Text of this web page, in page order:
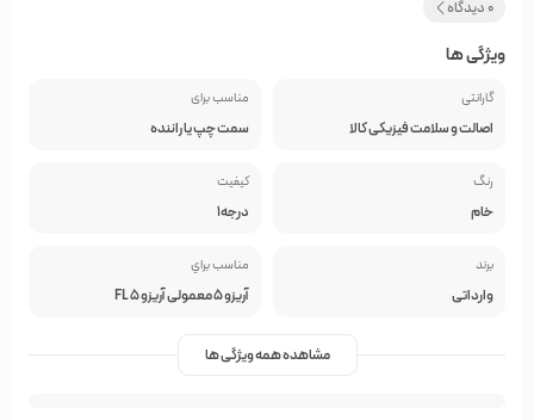
0 دیدگاه
ویژگی ها
گارانتی
اصالت و سلامت فیزیکی کالا
مناسب برای
سمت چپ یا راننده
رنگ
خام
کیفیت
درجه1
برند
وارداتی
مناسب براي
آریزو 5 معمولی آریزو 5 FL
مشاهده همه ویژگی ها